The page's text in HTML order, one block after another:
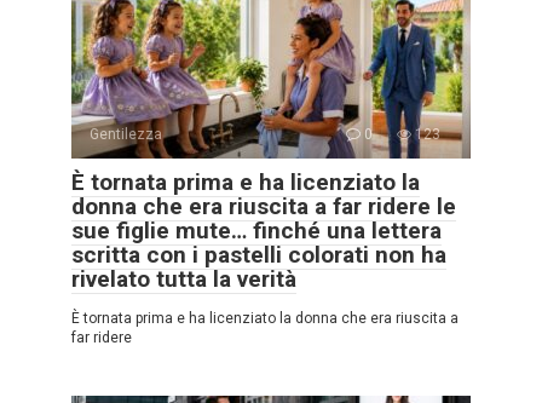
Gentilezza 0 123
È tornata prima e ha licenziato la
donna che era riuscita a far ridere le
sue figlie mute… finché una lettera
scritta con i pastelli colorati non ha
rivelato tutta la verità
È tornata prima e ha licenziato la donna che era riuscita a
far ridere